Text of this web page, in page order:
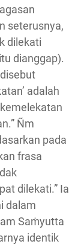
seterusnya,
dilekati
dianggap).
adalah
Ñm
pada
frasa
dilekati.” Ia
dalam
Saṁyutta
identik